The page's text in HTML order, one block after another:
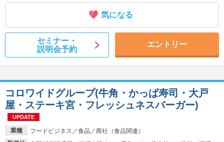
気になる
セミナー・
説明会予約
エントリー
業種
フードビジネス／食品／商社（食品関連）
コロワイドグループ(牛角・かっぱ寿司・大戸
屋・ステーキ宮・フレッシュネスバーガー)
UPDATE